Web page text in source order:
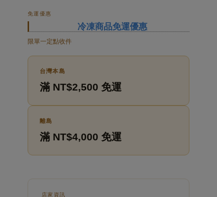
免運優惠
冷凍商品免運優惠
限單一定點收件
台灣本島
滿 NT$2,500 免運
離島
滿 NT$4,000 免運
店家資訊